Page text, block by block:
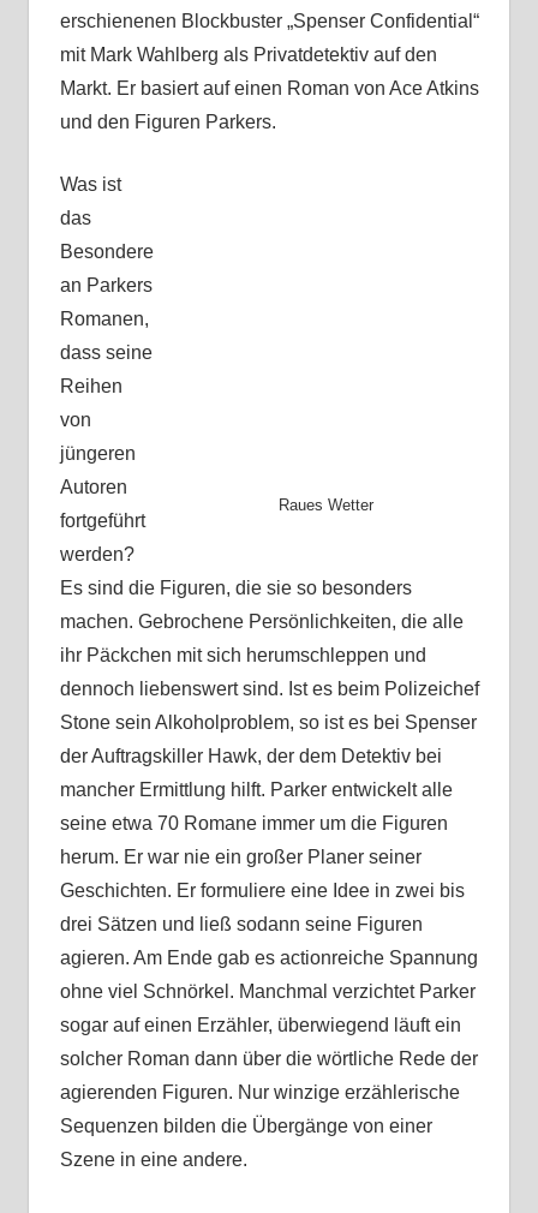
erschienenen Blockbuster „Spenser Confidential“
mit Mark Wahlberg als Privatdetektiv auf den
Markt. Er basiert auf einen Roman von Ace Atkins
und den Figuren Parkers.
Raues Wetter
Was ist
das
Besondere
an Parkers
Romanen,
dass seine
Reihen
von
jüngeren
Autoren
fortgeführt
werden?
Es sind die Figuren, die sie so besonders
machen. Gebrochene Persönlichkeiten, die alle
ihr Päckchen mit sich herumschleppen und
dennoch liebenswert sind. Ist es beim Polizeichef
Stone sein Alkoholproblem, so ist es bei Spenser
der Auftragskiller Hawk, der dem Detektiv bei
mancher Ermittlung hilft. Parker entwickelt alle
seine etwa 70 Romane immer um die Figuren
herum. Er war nie ein großer Planer seiner
Geschichten. Er formuliere eine Idee in zwei bis
drei Sätzen und ließ sodann seine Figuren
agieren. Am Ende gab es actionreiche Spannung
ohne viel Schnörkel. Manchmal verzichtet Parker
sogar auf einen Erzähler, überwiegend läuft ein
solcher Roman dann über die wörtliche Rede der
agierenden Figuren. Nur winzige erzählerische
Sequenzen bilden die Übergänge von einer
Szene in eine andere.